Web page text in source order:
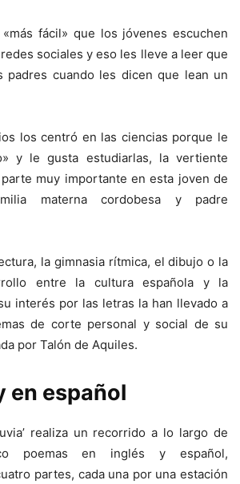
fácil» que los jóvenes escuchen
sociales y eso les lleve a leer que
padres cuando les dicen que lean un
los centró en las ciencias porque le
y le gusta estudiarlas, la vertiente
muy importante en esta joven de
materna cordobesa y padre
la gimnasia rítmica, el dibujo o la
entre la cultura española y la
interés por las letras la han llevado a
de corte personal y social de su
por Talón de Aquiles.
en español
realiza un recorrido a lo largo de
poemas en inglés y español,
partes, cada una por una estación